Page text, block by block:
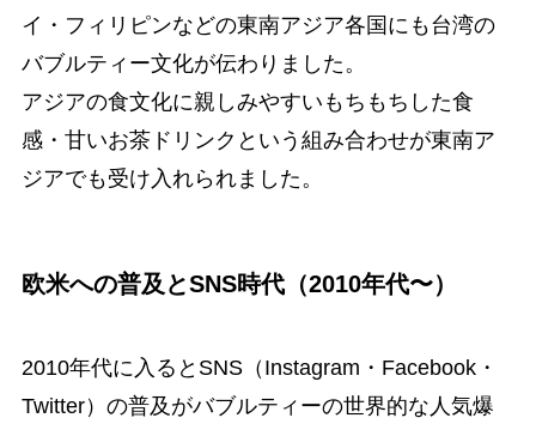
イ・フィリピンなどの東南アジア各国にも台湾の
バブルティー文化が伝わりました。
アジアの食文化に親しみやすいもちもちした食
感・甘いお茶ドリンクという組み合わせが東南ア
ジアでも受け入れられました。
欧米への普及とSNS時代（2010年代〜）
2010年代に入るとSNS（Instagram・Facebook・
Twitter）の普及がバブルティーの世界的な人気爆